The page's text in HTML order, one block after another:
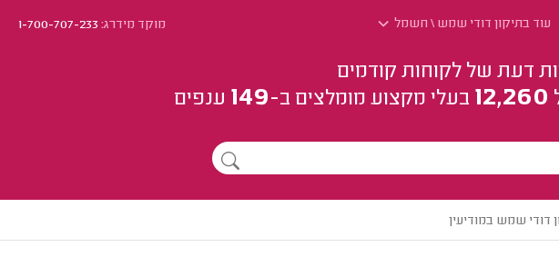
עוד בתיקון דודי שמש \ חשמל מוקד מידרג:1-700-707-233
דעת של לקוחות קודמים
12,260 בעלי מקצוע מומלצים ב-149 ענפים
דודי שמש במודיעין